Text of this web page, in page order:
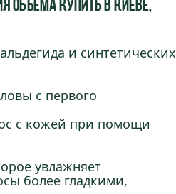
объема купить в Киеве,
и синтетических
с первого
с кожей при помощи
увлажняет
более гладкими,